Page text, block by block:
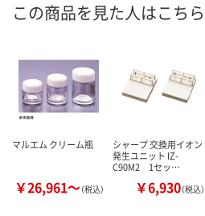
この商品を見た人はこち
マルエム クリーム瓶
￥26,961～（税込）
シャープ 交換用イオン
発生ユニット IZ-
C90M2 1セッ…
￥6,930（税込）